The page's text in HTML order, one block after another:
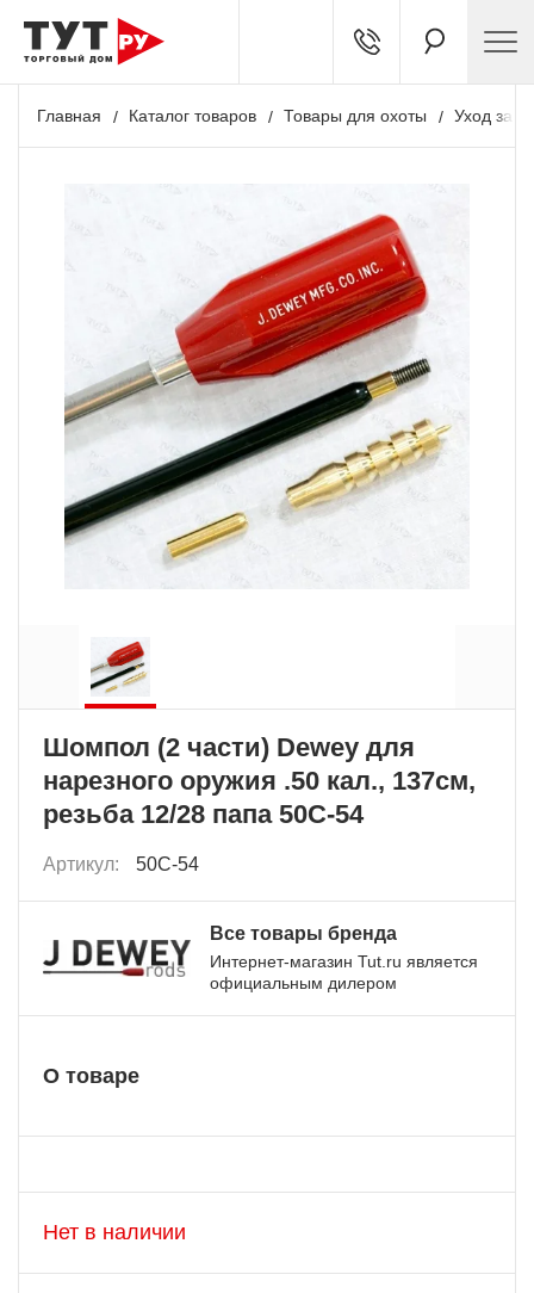
Главная Каталог товаров Товары для охоты Уход за
Шомпол (2 части) Dewey для
нарезного оружия .50 кал., 137см,
резьба 12/28 папа 50C-54
Артикул: 50C-54
Все товары бренда
Интернет-магазин Tut.ru является
официальным дилером
О товаре
Нет в наличии